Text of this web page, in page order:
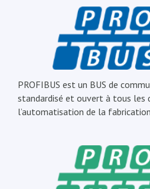
PROFIBUS est un BUS de
standardisé et ouvert à tous les
l’automatisation de la